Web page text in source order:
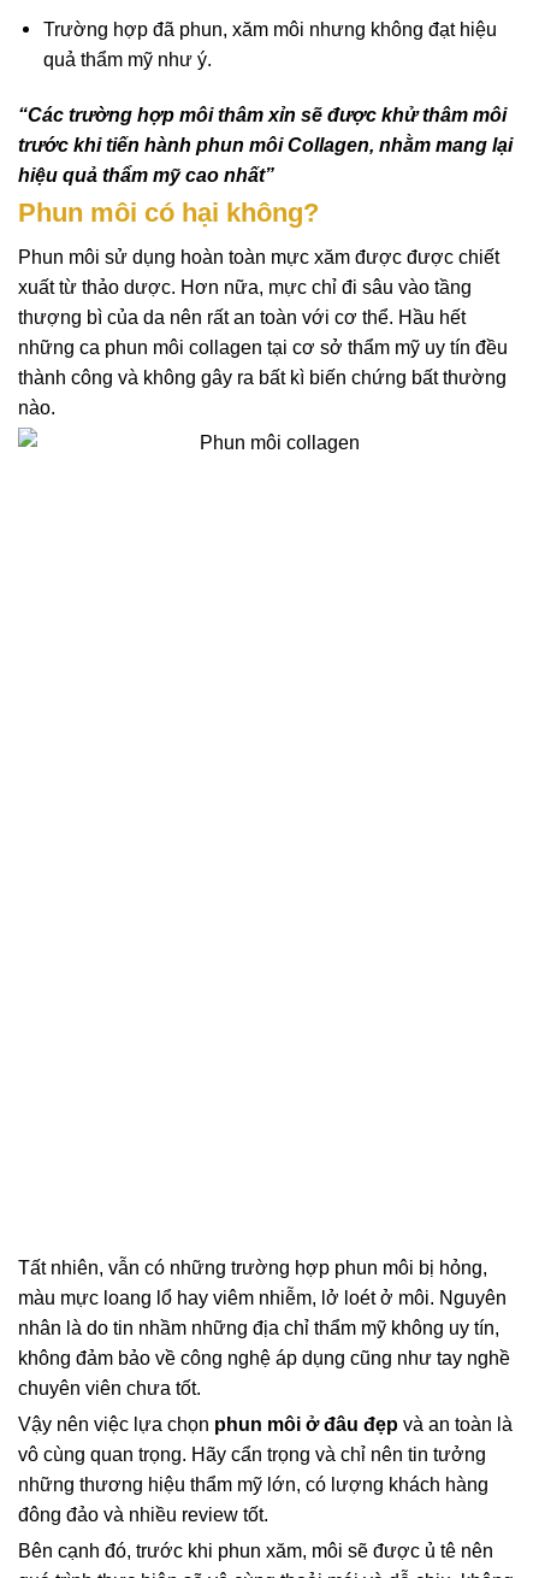
Trường hợp đã phun, xăm môi nhưng không đạt hiệu
quả thẩm mỹ như ý.
“Các trường hợp môi thâm xỉn sẽ được khử thâm môi
trước khi tiến hành phun môi Collagen, nhằm mang lại
hiệu quả thẩm mỹ cao nhất”
Phun môi có hại không?
Phun môi sử dụng hoàn toàn mực xăm được được chiết
xuất từ thảo dược. Hơn nữa, mực chỉ đi sâu vào tầng
thượng bì của da nên rất an toàn với cơ thể. Hầu hết
những ca phun môi collagen tại cơ sở thẩm mỹ uy tín đều
thành công và không gây ra bất kì biến chứng bất thường
nào.
Tất nhiên, vẫn có những trường hợp phun môi bị hỏng,
màu mực loang lổ hay viêm nhiễm, lở loét ở môi. Nguyên
nhân là do tin nhầm những địa chỉ thẩm mỹ không uy tín,
không đảm bảo về công nghệ áp dụng cũng như tay nghề
chuyên viên chưa tốt.
Vậy nên việc lựa chọn phun môi ở đâu đẹp và an toàn là
vô cùng quan trọng. Hãy cẩn trọng và chỉ nên tin tưởng
những thương hiệu thẩm mỹ lớn, có lượng khách hàng
đông đảo và nhiều review tốt.
Bên cạnh đó, trước khi phun xăm, môi sẽ được ủ tê nên